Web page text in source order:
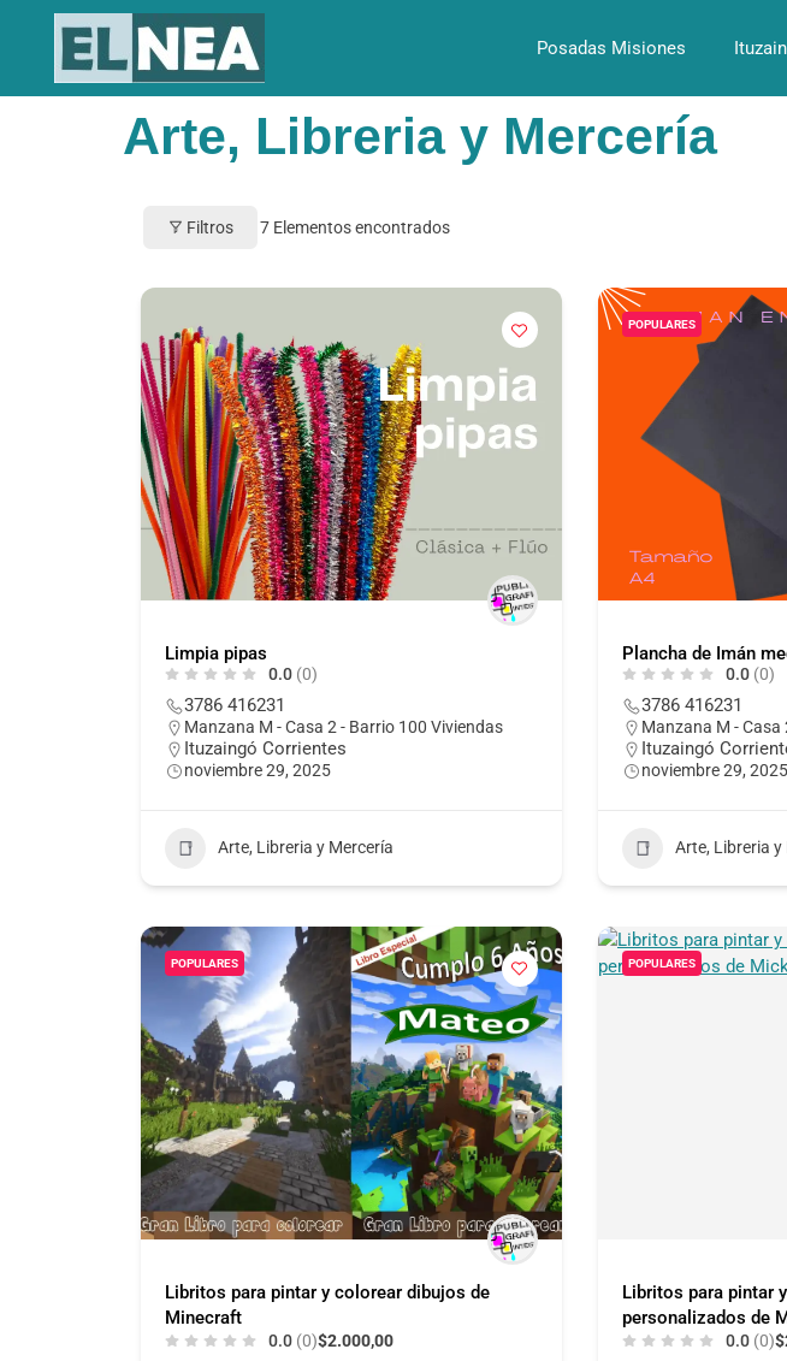
Posadas Misiones
Arte, Libreria y Mercería
Filtros 7 Elementos encontrados
Limpia pipas
0.0 (0)
3786 416231
Manzana M - Casa 2 - Barrio 100 Viviendas
Ituzaingó Corrientes
noviembre 29, 2025
Arte, Libreria y Mercería
POPULARES
Plancha de Imán
0.0 (0)
3786 416231
Manzana M -
Ituzaingó
noviembre 29, 2025
Arte, Libreria y
POPULARES
Libritos para pintar y colorear dibujos de
Minecraft
0.0 (0)$2.000,00
POPULARES
Libritos para pintar
personalizados de
0.0 (0)